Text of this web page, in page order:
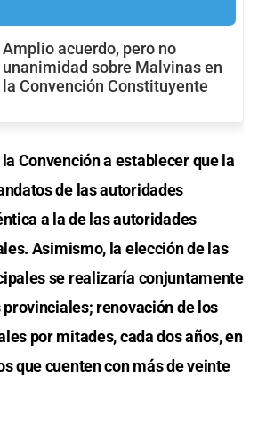
Amplio acuerdo, pero no
unanimidad sobre Malvinas en
la Convención Constituyente
Convención a establecer que la
de las autoridades
a la de las autoridades
Asimismo, la elección de las
se realizaría conjuntamente
renovación de los
por mitades, cada dos años, en
que cuenten con más de veinte